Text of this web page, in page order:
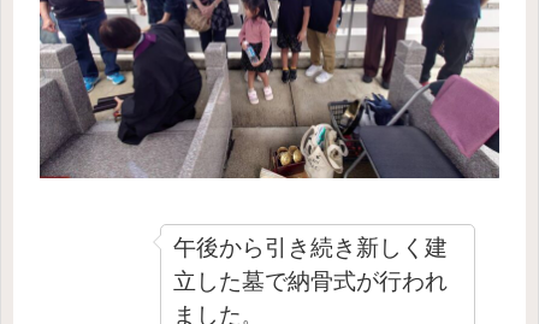
午後から引き続き新しく建
立した墓で納骨式が行われ
ました。